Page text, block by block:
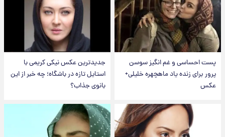
پست احساسی و غم انگیز سوسن
پرور برای زنده یاد ماهچهره خلیلی+
عکس
جدیدترین عکس نیکی کریمی با
استایل تازه در باشگاه؛ چه خبر از این
بانوی جذاب؟